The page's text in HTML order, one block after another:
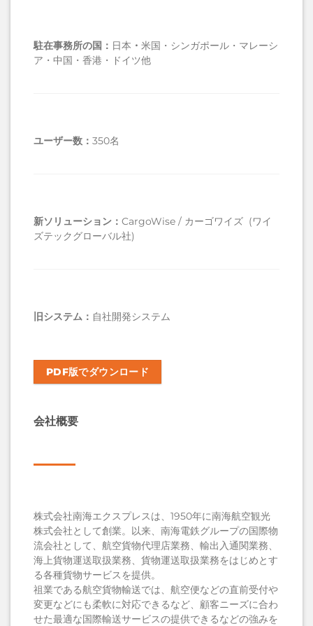
駐在事務所の国 ： 日本 ・米国・シンガポール・マレーシ
ア・中国・香港・ドイツ他
ユーザー数 ：350名
新ソリューション ：CargoWise / カーゴワイズ (ワイ
ズテックグローバル社)
旧システム ： 自社開発システム
PDF版でダウンロード
会社概要
株式会社南海エクスプレスは、1950年に南海航空観光
株式会社として創業。以来、南海電鉄グループの国際物
流会社として、航空貨物代理店業務、輸出入通関業務、
海上貨物運送取扱業務、貨物運送取扱業務をはじめとす
る各種貨物サービスを提供。
祖業である航空貨物輸送では、航空便などの直前受付や
変更などにも柔軟に対応できるなど、顧客ニーズに合わ
せた最適な国際輸送サービスの提供できるなどの強みを